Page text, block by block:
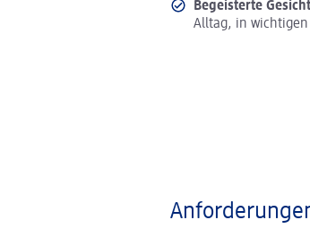
Begeisterte
Alltag, in